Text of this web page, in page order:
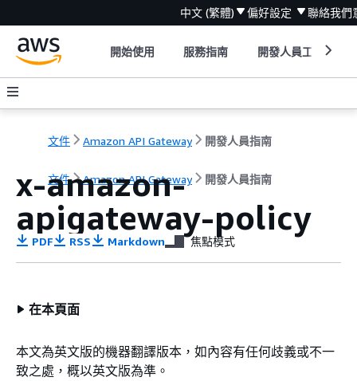
中文 (繁體) 偏好設定 聯絡我們
開始使用 服務指南 開發人員工具
文件 Amazon API Gateway 開發人員指南
文件 Amazon API Gateway 開發人員指南
x-amazon-
apigateway-policy
PDF RSS Markdown 焦點模式
在本頁面
本文為英文版的機器翻譯版本，如內容有任何歧義或不一
致之處，概以英文版為準。